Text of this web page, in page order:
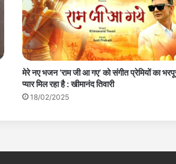
मेरे नए भजन ‘राम जी आ गए’ को संगीत प्रेमियों का
प्यार मिल रहा है : खीमानंद तिवारी
18/02/2025